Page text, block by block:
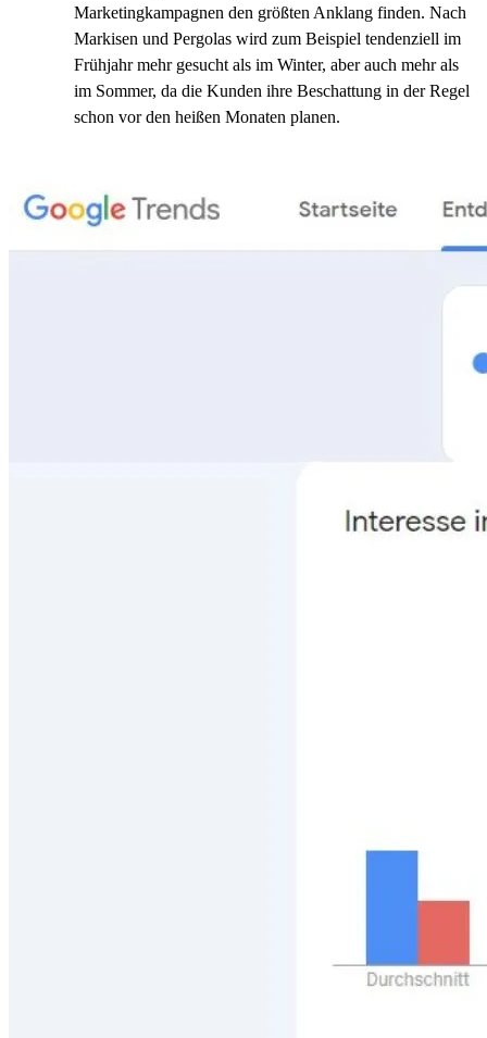
Marketingkampagnen den größten Anklang finden. Nach
Markisen und Pergolas wird zum Beispiel tendenziell im
Frühjahr mehr gesucht als im Winter, aber auch mehr als
im Sommer, da die Kunden ihre Beschattung in der Regel
schon vor den heißen Monaten planen.